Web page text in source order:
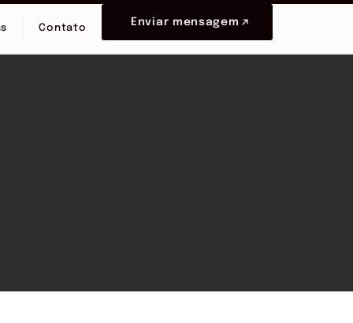
Contato
Enviar mensagem